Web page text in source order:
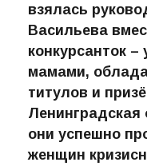
взялась
Васильева
конкурсанток
мамами,
титулов и
Ленинградская
они успешно
женщин